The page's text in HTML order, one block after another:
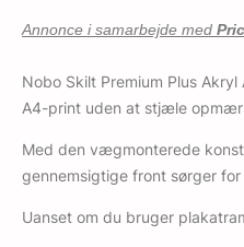
Annonce i samarbejde med
Nobo Skilt Premium Plus
A4-print uden at stjæle
Med den vægmonterede
gennemsigtige front sørger
Uanset om du bruger